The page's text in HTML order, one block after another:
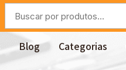
Blog Categorias